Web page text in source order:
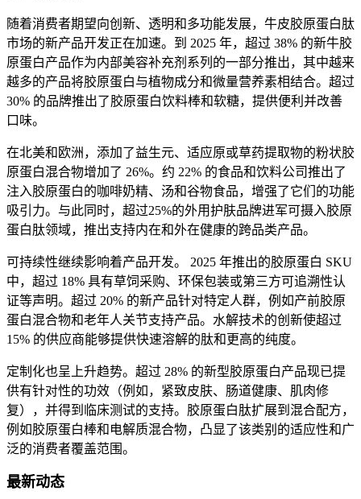
随着消费者期望向创新、透明和多功能发展，牛皮胶原蛋白肽
市场的新产品开发正在加速。到 2025 年，超过 38% 的新牛胶
原蛋白产品作为内部美容补充剂系列的一部分推出，其中越来
越多的产品将胶原蛋白与植物成分和微量营养素相结合。超过
30% 的品牌推出了胶原蛋白饮料棒和软糖，提供便利并改善
口味。
在北美和欧洲，添加了益生元、适应原或草药提取物的粉状胶
原蛋白混合物增加了 26%。约 22% 的食品和饮料公司推出了
注入胶原蛋白的咖啡奶精、汤和谷物食品，增强了它们的功能
吸引力。与此同时，超过25%的外用护肤品牌进军可摄入胶原
蛋白肽领域，推出支持内在和外在健康的跨品类产品。
可持续性继续影响着产品开发。 2025 年推出的胶原蛋白 SKU
中，超过 18% 具有草饲采购、环保包装或第三方可追溯性认
证等声明。超过 20% 的新产品针对特定人群，例如产前胶原
蛋白混合物和老年人关节支持产品。水解技术的创新使超过
15% 的供应商能够提供快速溶解的肽和更高的纯度。
定制化也呈上升趋势。超过 28% 的新型胶原蛋白产品现已提
供有针对性的功效（例如，紧致皮肤、肠道健康、肌肉修
复），并得到临床测试的支持。胶原蛋白肽扩展到混合配方，
例如胶原蛋白棒和电解质混合物，凸显了该类别的适应性和广
泛的消费者覆盖范围。
最新动态